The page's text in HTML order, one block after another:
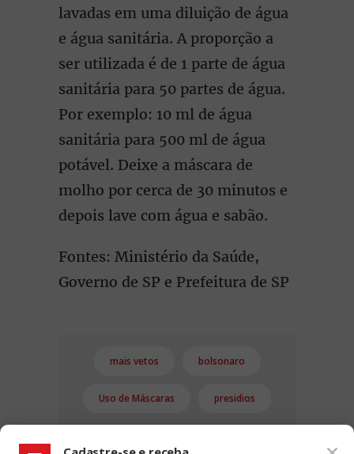
lavadas em uma diluição de água
e água sanitária. A proporção a
ser utilizada é de 1 parte de água
sanitária para 50 partes de água.
Por exemplo: 10 ml de água
sanitária para 500 ml de água
potável. Deixe a máscara de
molho por cerca de 30 minutos e
depois lave com água e sabão.
Fontes: Ministério da Saúde,
Governo de SP e Prefeitura de SP
mais vetos bolsonaro
Uso de Máscaras presidios